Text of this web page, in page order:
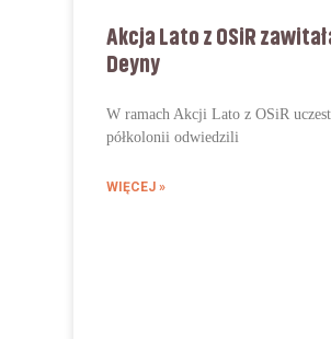
Akcja Lato z OSiR
Deyny
W ramach Akcji Lato z OSiR
półkolonii odwiedzili
WIĘCEJ »